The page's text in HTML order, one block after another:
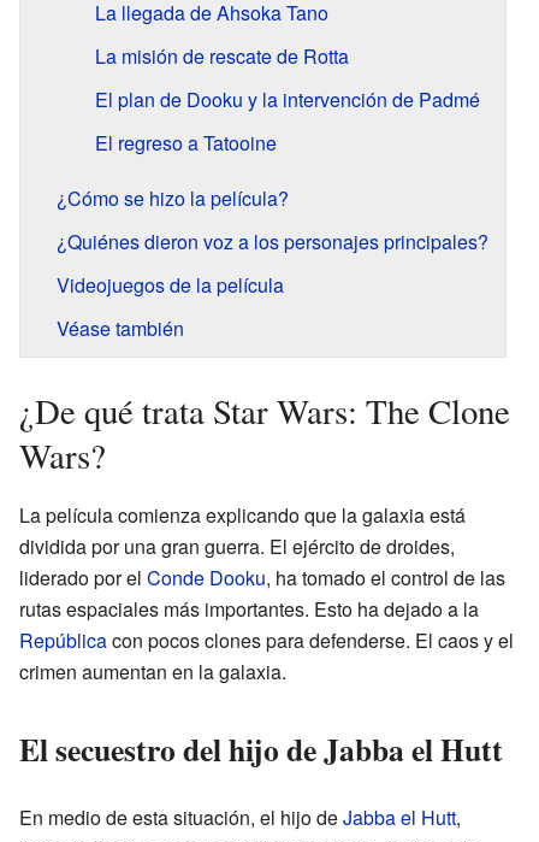
La llegada de Ahsoka Tano
La misión de rescate de Rotta
El plan de Dooku y la intervención de Padmé
El regreso a Tatooine
¿Cómo se hizo la película?
¿Quiénes dieron voz a los personajes principales?
Videojuegos de la película
Véase también
¿De qué trata Star Wars: The Clone
Wars?
La película comienza explicando que la galaxia está
dividida por una gran guerra. El ejército de droides,
liderado por el Conde Dooku, ha tomado el control de las
rutas espaciales más importantes. Esto ha dejado a la
Repúblicacon pocos clones para defenderse. El caos y el
crimen aumentan en la galaxia.
El secuestro del hijo de Jabba el Hutt
En medio de esta situación, el hijo deJabba el Hutt,